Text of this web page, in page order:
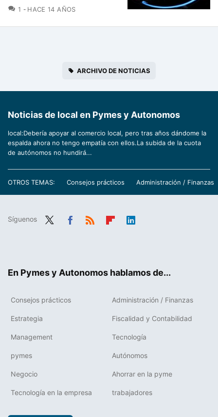
1 COMENTARIOS
HACE 14 AÑOS
ARCHIVO DE NOTICIAS
Noticias de local en Pymes y Autonomos
local:Debería apoyar al comercio local, pero tras años dándome la
espalda ahora no tengo empatía con ellos.La subida de la cuota
de autónomos no hundirá...
OTROS TEMAS: Consejos prácticos Administración / Finanzas
Síguenos
En Pymes y Autonomos hablamos de...
Consejos prácticos Administración / Finanzas
Estrategia Fiscalidad y Contabilidad
Management Tecnología
pymes Autónomos
Negocio Ahorrar en la pyme
Tecnología en la empresa trabajadores